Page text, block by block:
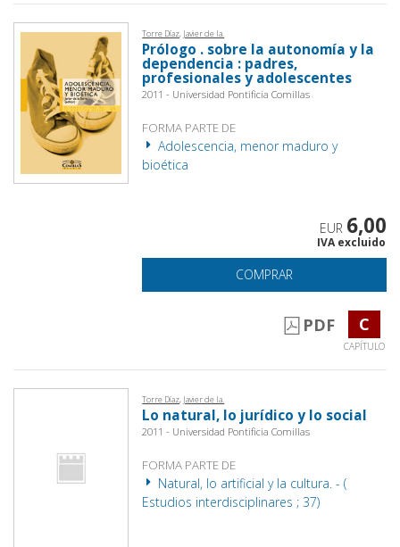
Torre Díaz, Javier de la.
Prólogo . sobre la autonomía y la
dependencia : padres,
profesionales y adolescentes
2011 - Universidad Pontificia Comillas
FORMA PARTE DE
Adolescencia, menor maduro y
bioética
EUR 6,00
IVA excluido
COMPRAR
PDF C
CAPÍTULO
Torre Díaz, Javier de la.
Lo natural, lo jurídico y lo social
2011 - Universidad Pontificia Comillas
FORMA PARTE DE
Natural, lo artificial y la cultura. - (
Estudios interdisciplinares ; 37)